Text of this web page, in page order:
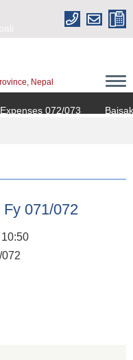
Nepal
072/073
071/072
Meeting Fy 071/072